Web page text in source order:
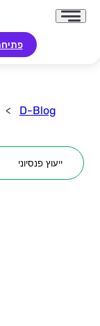
D-Blog